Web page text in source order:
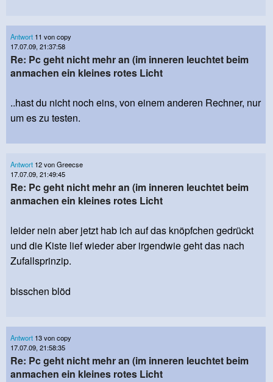
Antwort 11 von copy
17.07.09, 21:37:58
Re: Pc geht nicht mehr an (im inneren leuchtet beim
anmachen ein kleines rotes Licht
..hast du nicht noch eins, von einem anderen Rechner, nur
um es zu testen.
Antwort 12 von Greecse
17.07.09, 21:49:45
Re: Pc geht nicht mehr an (im inneren leuchtet beim
anmachen ein kleines rotes Licht
leider nein aber jetzt hab ich auf das knöpfchen gedrückt
und die Kiste lief wieder aber irgendwie geht das nach
Zufallsprinzip.
bisschen blöd
Antwort 13 von copy
17.07.09, 21:58:35
Re: Pc geht nicht mehr an (im inneren leuchtet beim
anmachen ein kleines rotes Licht